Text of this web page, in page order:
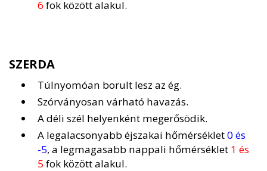
6 fok között alakul.
SZERDA
Túlnyomóan borult lesz az ég.
Szórványosan várható havazás.
A déli szél helyenként megerősödik.
A legalacsonyabb éjszakai hőmérséklet0 és
-5, a legmagasabb nappali hőmérséklet 1 és
5 fok között alakul.